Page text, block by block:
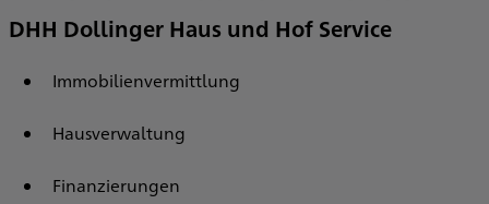
DHH Dollinger Haus und Hof Service
Immobilienvermittlung
Hausverwaltung
Finanzierungen